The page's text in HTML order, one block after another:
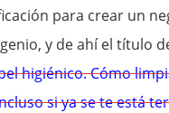
para crear un
y de ahí el título
higiénico. Cómo
si ya se te está